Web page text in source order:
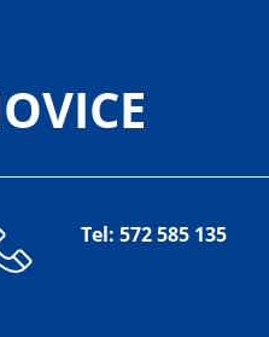
Tel: 572 585 135